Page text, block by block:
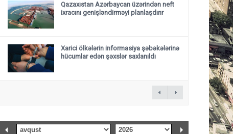
Qazaxıstan Azərbaycan üzərindən neft
ixracını genişləndirməyi planlaşdırır
Xarici ölkələrin informasiya şəbəkələrinə
hücumlar edən şəxslər saxlanıldı